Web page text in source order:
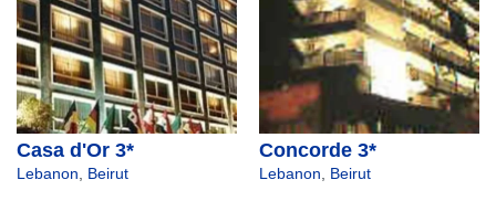
Casa d'Or 3*
Lebanon, Beirut
Concorde 3*
Lebanon, Beirut